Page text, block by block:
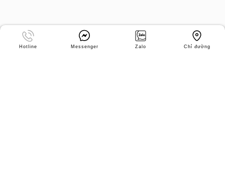
Hotline Messenger Zalo Chỉ đường